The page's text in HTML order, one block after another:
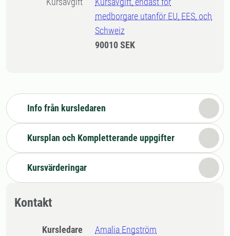
medborgare utanför EU, EES, och
Schweiz
90010 SEK
Info från kursledaren
Kursplan och Kompletterande uppgifter
Kursvärderingar
Kontakt
Kursledare Amalia Engström